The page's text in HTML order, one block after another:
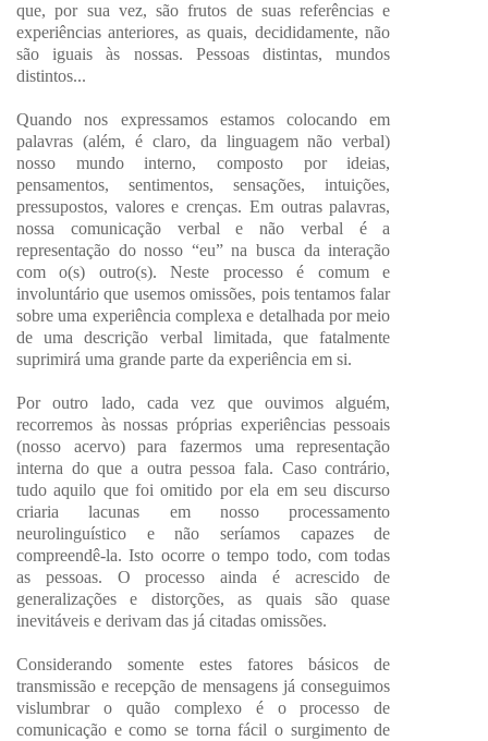
que, por sua vez, são frutos de suas referências e
experiências anteriores, as quais, decididamente, não
são iguais às nossas. Pessoas distintas, mundos
distintos...
Quando nos expressamos estamos colocando em
palavras (além, é claro, da linguagem não verbal)
nosso mundo interno, composto por ideias,
pensamentos, sentimentos, sensações, intuições,
pressupostos, valores e crenças. Em outras palavras,
nossa comunicação verbal e não verbal é a
representação do nosso “eu” na busca da interação
com o(s) outro(s). Neste processo é comum e
involuntário que usemos omissões, pois tentamos falar
sobre uma experiência complexa e detalhada por meio
de uma descrição verbal limitada, que fatalmente
suprimirá uma grande parte da experiência em si.
Por outro lado, cada vez que ouvimos alguém,
recorremos às nossas próprias experiências pessoais
(nosso acervo) para fazermos uma representação
interna do que a outra pessoa fala. Caso contrário,
tudo aquilo que foi omitido por ela em seu discurso
criaria lacunas em nosso processamento
neurolinguístico e não seríamos capazes de
compreendê-la. Isto ocorre o tempo todo, com todas
as pessoas. O processo ainda é acrescido de
generalizações e distorções, as quais são quase
inevitáveis e derivam das já citadas omissões.
Considerando somente estes fatores básicos de
transmissão e recepção de mensagens já conseguimos
vislumbrar o quão complexo é o processo de
comunicação e como se torna fácil o surgimento de